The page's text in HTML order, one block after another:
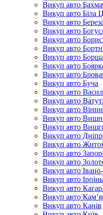
Викуп авто
Викуп авто Біла
Викуп авто
Викуп авто
Викуп авто
Викуп авто
Викуп авто
Викуп авто
Викуп авто
Викуп авто Буча
Викуп авто
Викуп авто
Викуп авто
Викуп авто
Викуп авто
Викуп авто
Викуп авто
Викуп авто
Викуп авто
Викуп авто
Викуп авто Ірпінь
Викуп авто
Викуп авто
Викуп авто Канів